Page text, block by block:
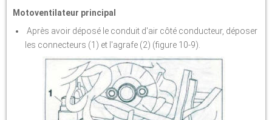
Motoventilateur principal
Après avoir déposé le conduit d'air côté conducteur, déposer
les connecteurs (1) et l'agrafe (2) (figure 10-9).